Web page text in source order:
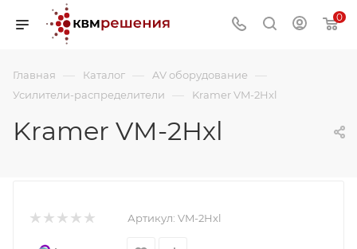
0
Главная — Каталог — AV оборудование —
Усилители-распределители — Kramer VM-2Hxl
Kramer VM-2Hxl
Артикул: VM-2Hxl